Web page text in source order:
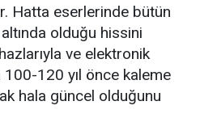
Hatta eserlerinde bütün
olduğu hissini
ve elektronik
100-120 yıl önce kaleme
hala güncel olduğunu